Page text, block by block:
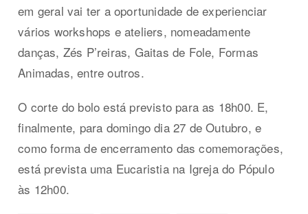
em geral vai ter a oportunidade de experienciar
vários workshops e ateliers, nomeadamente
danças, Zés P’reiras, Gaitas de Fole, Formas
Animadas, entre outros.
O corte do bolo está previsto para as 18h00. E,
finalmente, para domingo dia 27 de Outubro, e
como forma de encerramento das comemorações,
está prevista uma Eucaristia na Igreja do Pópulo
às 12h00.